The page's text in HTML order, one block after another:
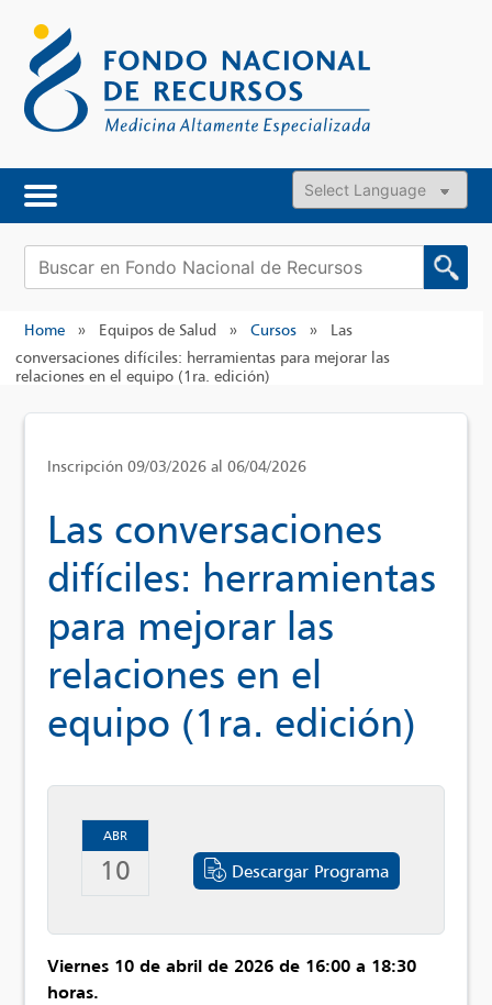
content
Powered by
Buscar:
Home » Equipos de Salud » Cursos »
Las
conversaciones difíciles: herramientas para mejorar las
relaciones en el equipo (1ra. edición)
Inscripción 09/03/2026 al 06/04/2026
Las conversaciones
difíciles: herramientas
para mejorar las
relaciones en el
equipo (1ra. edición)
ABR
10 Descargar Programa
Viernes 10 de abril de 2026 de 16:00 a 18:30
horas.